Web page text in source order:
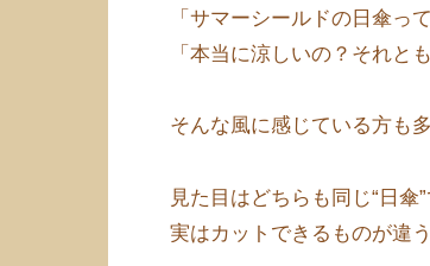
「サマーシールドの日傘っ
「本当に涼しいの？それと
そんな風に感じている方も
見た目はどちらも同じ“日傘”
実はカットできるものが違